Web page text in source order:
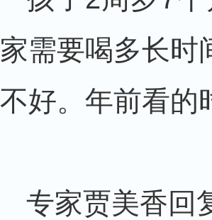
家需要喝多长时
不好。年前看的
专家贾美香回